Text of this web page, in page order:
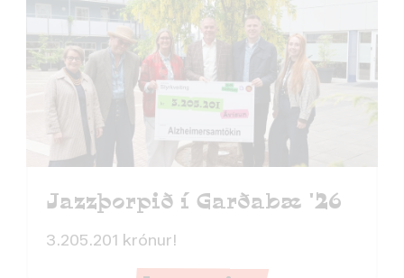
Jazzþorpið í Garðabæ '26
3.205.201 krónur!